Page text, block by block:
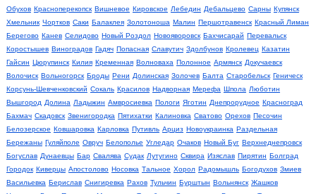
Обухов Красноперекопск Вишневое Кировское Лебедин Дебальцево Сарны Купянск
Хмельник Чортков Саки Балаклея Золотоноша Малин Першотравенск Красный Лиман
Берегово Канев Селидово Новый Роздол Новояворовск Бахчисарай Перевальск
Коростышев Виноградов Гадяч Попасная Славутич Здолбунов Кролевец Казатин
Гайсин Цюрупинск Килия Кременная Волноваха Полонное Армянск Докучаевск
Волочиск Вольногорск Броды Рени Долинская Золочев Балта Старобельск Геническ
Корсунь-Шевченковский Сокаль Красилов Надворная Мерефа Шпола Люботин
Вышгород Долина Ладыжин Амвросиевка Пологи Яготин Днепрорудное Красноград
Бахмач Скадовск Звенигородка Пятихатки Калиновка Сватово Орехов Песочин
Белозерское Ковшаровка Карловка Путивль Арциз Новоукраинка Раздельная
Бережаны Гуляйполе Овруч Белополье Угледар Очаков Новый Буг Верхнеднепровск
Богуслав Дунаевцы Бар Свалява Судак Лутугино Сквира Изяслав Пирятин Болград
Городок Киверцы Апостолово Носовка Тальное Хорол Радомышль Богодухов Змиев
Васильевка Берислав Снигиревка Рахов Тульчин Бурштын Вольнянск Жашков